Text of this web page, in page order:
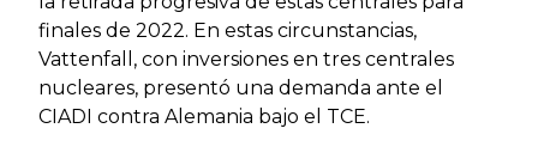
finales de 2022. En estas circunstancias,
Vattenfall, con inversiones en tres centrales
nucleares, presentó una demanda ante el
CIADI contra Alemania bajo el TCE.